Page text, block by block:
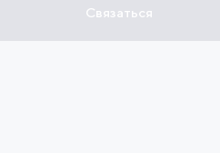
Связаться